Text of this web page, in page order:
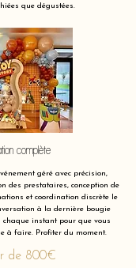
que dégustées.
complète
géré avec précision,
des prestataires, conception de
et coordination discrète le
à la dernière bougie
chaque instant pour que vous
à faire. Profiter du moment.
de 800€